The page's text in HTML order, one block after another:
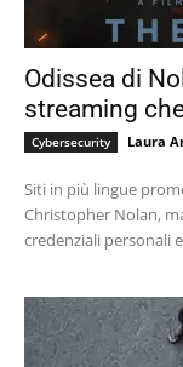
Odissea di
streaming
Cybersecurity Laura
Siti in più lingue
Christopher Nolan,